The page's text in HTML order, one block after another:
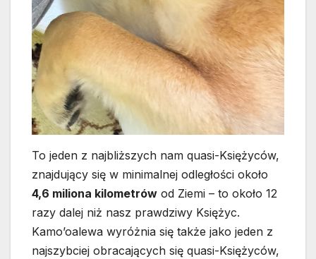
To jeden z najbliższych nam quasi-Księżyców,
znajdujący się w minimalnej odległości około
4,6 miliona kilometrów od Ziemi – to około 12
razy dalej niż nasz prawdziwy Księżyc.
Kamo’oalewa wyróżnia się także jako jeden z
najszybciej obracających się quasi-Księżyców,